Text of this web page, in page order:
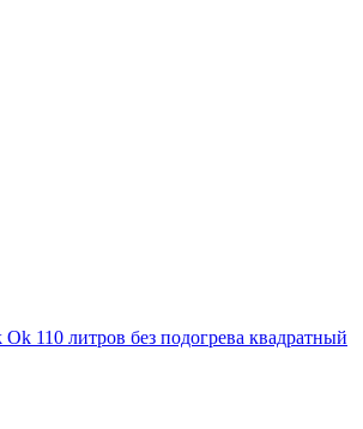
110 литров без подогрева квадратный